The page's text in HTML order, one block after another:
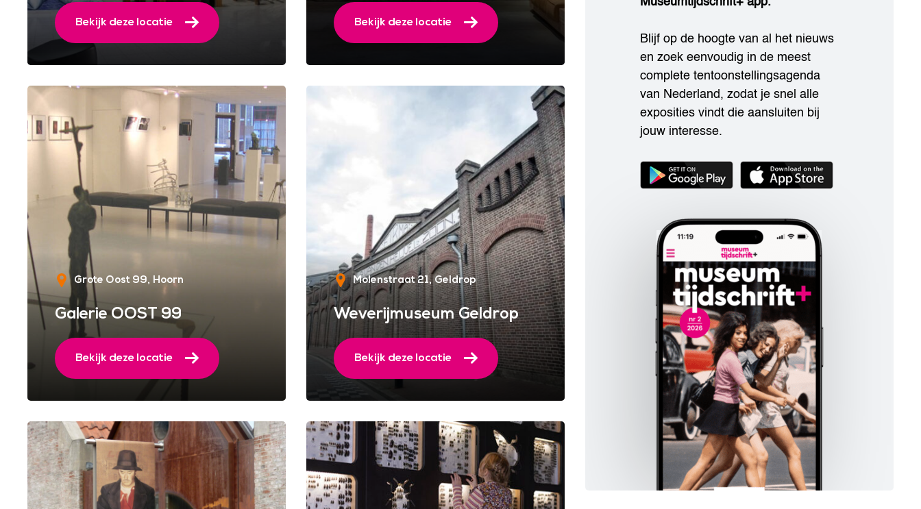
Bekijk deze locatie Bekijk deze locatie
Grote Oost 99 Hoorn
Galerie OOST 99
Bekijk deze locatie
Molenstraat 21 Geldrop
Weverijmuseum Geldrop
Bekijk deze locatie
Blijf op de hoogte van al het nieuws
en zoek eenvoudig in de meest
complete tentoonstellingsagenda
van Nederland, zodat je snel alle
exposities vindt die aansluiten bij
jouw interesse.